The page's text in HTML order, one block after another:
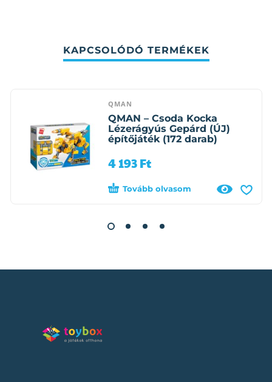
KAPCSOLÓDÓ TERMÉKEK
QMAN
QMAN – Csoda Kocka
Lézerágyús Gepárd (ÚJ)
építőjáték (172 darab)
4 193Ft
Tovább olvasom